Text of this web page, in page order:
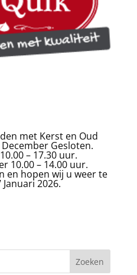
met Kerst en Oud
Gesloten.
– 17.30 uur.
10.00 – 14.00 uur.
en hopen wij u weer te
2026.